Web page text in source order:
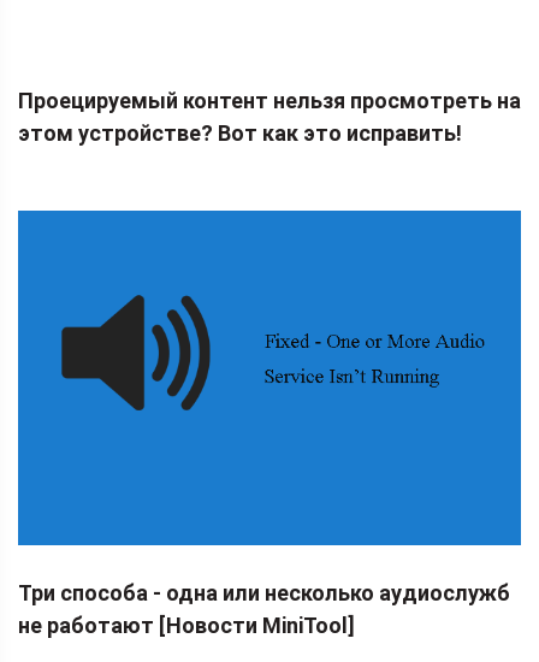
Проецируемый контент нельзя просмотреть на
этом устройстве? Вот как это исправить!
Три способа - одна или несколько аудиослужб
не работают [Новости MiniTool]